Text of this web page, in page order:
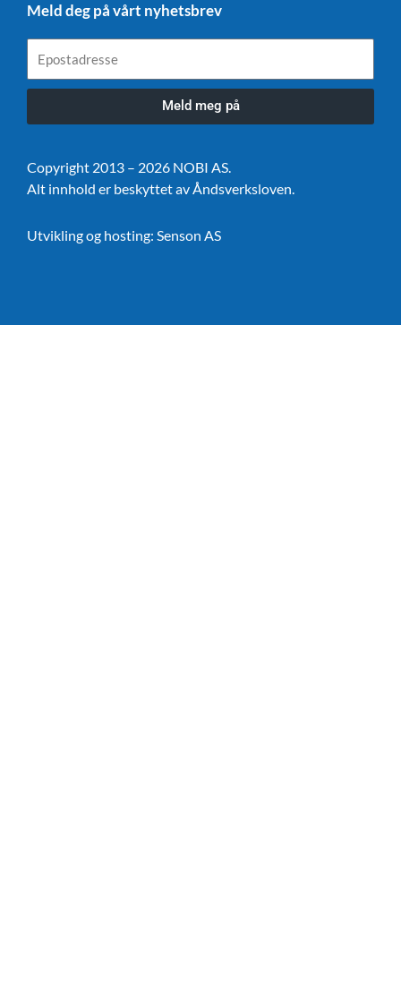
Meld deg på vårt nyhetsbrev
Meld meg på
Copyright 2013 – 2026 NOBI AS.
Alt innhold er beskyttet av Åndsverksloven.
Utvikling og hosting: Senson AS